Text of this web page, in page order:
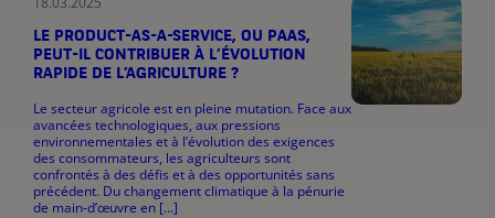
LE PRODUCT-AS-A-SERVICE, OU PAAS,
PEUT-IL CONTRIBUER À L’ÉVOLUTION
RAPIDE DE L’AGRICULTURE ?
Le secteur agricole est en pleine mutation. Face aux
avancées technologiques, aux pressions
environnementales et à l’évolution des exigences
des consommateurs, les agriculteurs sont
confrontés à des défis et à des opportunités sans
précédent. Du changement climatique à la pénurie
de main-d’œuvre en [...]